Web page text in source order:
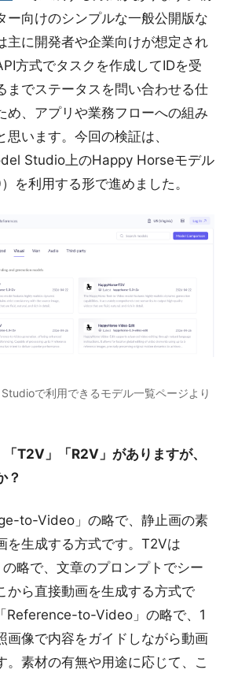
ー向けのシンプルな一般公開版な
主に開発者や企業向けが想定され
方式でタスクを作成してIDを受
までステータスを問い合わせる仕
め、アプリや業務フローへの組み
います。今回の検証は、
Studio上のHappy Horseモデル
を利用する形で進めました。
で利用できるモデル一覧ページより
T2V」「R2V」がありますが、
？
to-Video」の略で、静止画の素
を生成する方式です。T2Vは
略で、文章のプロンプトでシー
から直接動画を生成する方式で
Reference-to-Video」の略で、1
画像で内容をガイドしながら動画
。素材の有無や用途に応じて、こ